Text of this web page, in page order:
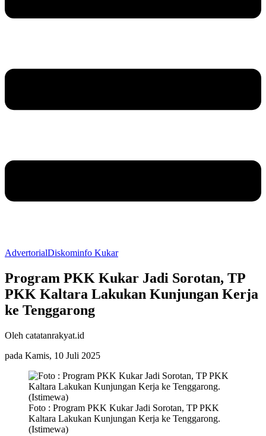
AdvertorialDiskominfo Kukar
Program PKK Kukar Jadi Sorotan, TP
PKK Kaltara Lakukan Kunjungan Kerja
ke Tenggarong
Oleh catatanrakyat.id
pada Kamis, 10 Juli 2025
Foto : Program PKK Kukar Jadi Sorotan, TP PKK
Kaltara Lakukan Kunjungan Kerja ke Tenggarong.
(Istimewa)